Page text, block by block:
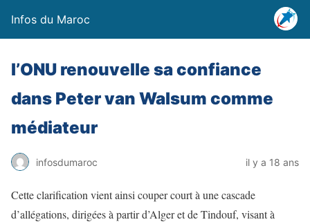
Infos du Maroc
l’ONU renouvelle sa confiance
dans Peter van Walsum comme
médiateur
infosdumaroc il y a 18 ans
Cette clarification vient ainsi couper court à une cascade
d’allégations, dirigées à partir d’Alger et de Tindouf, visant à